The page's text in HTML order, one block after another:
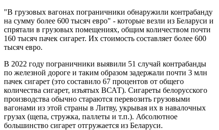
"В грузовых вагонах пограничники обнаружили контрабанду
на сумму более 600 тысяч евро" - которые везли из Беларуси и
спрятали в грузовых помещениях, общим количеством почти
160 тысяч пачек сигарет. Их стоимость составляет более 600
тысяч евро.
В 2022 году пограничники выявили 51 случай контрабанды
по железной дороге и таким образом задержали почти 3 млн
пачек сигарет (это составило 67 процентов от общего
количества сигарет, изъятых ВСАТ). Сигареты белорусского
производства обычно стараются перевозить грузовыми
вагонами из этой страны в Литву, укрывая их в навалочных
грузах (щепа, стружка, паллеты и т.п.). Абсолютное
большинство сигарет отгружается из Беларуси.